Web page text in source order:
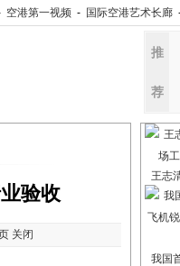
空港第一视频 - 国际空港艺术长廊
推
荐
验收
关闭
王志
我国